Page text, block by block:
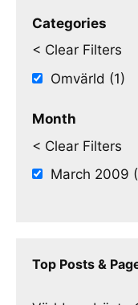
Categories
< Clear Filters
Omvärld (1)
Month
< Clear Filters
March 2009
Top Posts &